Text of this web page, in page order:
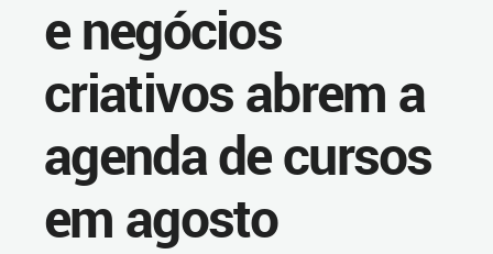
e negócios
criativos abrem a
agenda de cursos
em agosto